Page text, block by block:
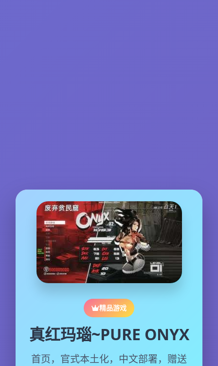
精品游戏
真红玛瑙~PURE ONYX
首页，官式本土化，中文部署，赠送